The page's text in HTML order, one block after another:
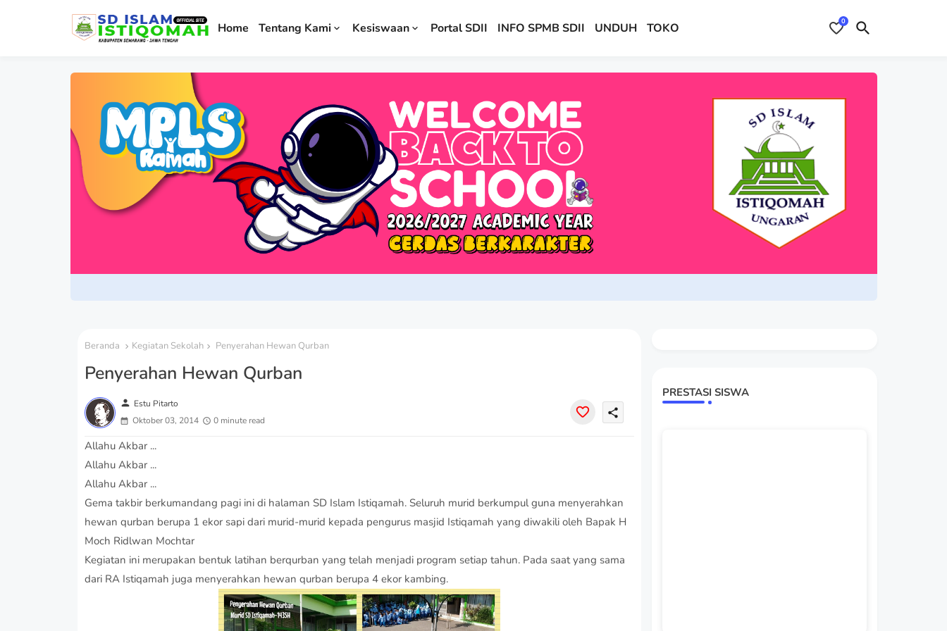
Home Tentang Kami Kesiswaan Portal SDII INFO SPMB SDII UNDUH TOKO 0
Beranda Kegiatan Sekolah Penyerahan Hewan Qurban
Penyerahan Hewan Qurban
person Estu Pitarto
Oktober 03, 2014
0 minute read
share
Allahu Akbar ...
Allahu Akbar ...
Allahu Akbar ...
Gema takbir berkumandang pagi ini di halaman SD Islam Istiqamah. Seluruh murid berkumpul guna menyerahkan
hewan qurban berupa 1 ekor sapi dari murid-murid kepada pengurus masjid Istiqamah yang diwakili oleh Bapak H
Moch Ridlwan Mochtar
Kegiatan ini merupakan bentuk latihan berqurban yang telah menjadi program setiap tahun. Pada saat yang sama
dari RA Istiqamah juga menyerahkan hewan qurban berupa 4 ekor kambing.
PRESTASI SISWA